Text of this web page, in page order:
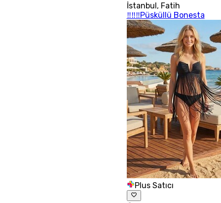
İstanbul, Fatih
‼‼‼Püsküllü Bonesta
Plus Satıcı